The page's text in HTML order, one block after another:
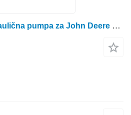
F069895 F695364 hidraulična pumpa za John Deere 1270 E 1470 E harvestera